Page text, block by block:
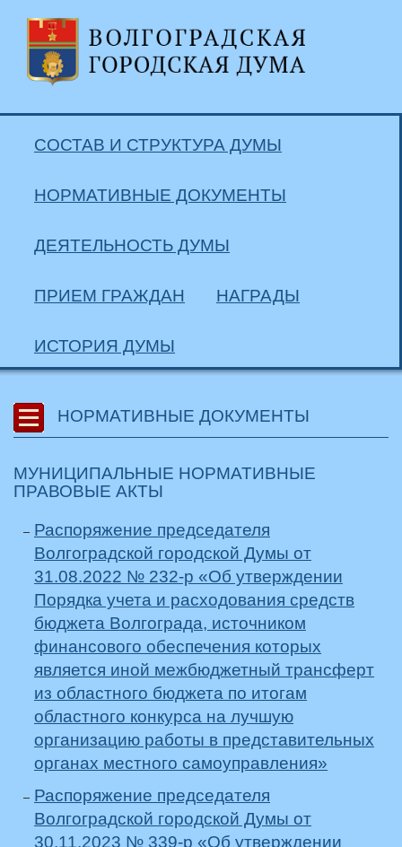
СОСТАВ И СТРУКТУРА ДУМЫ
НОРМАТИВНЫЕ ДОКУМЕНТЫ
ДЕЯТЕЛЬНОСТЬ ДУМЫ
ПРИЕМ ГРАЖДАН НАГРАДЫ
ИСТОРИЯ ДУМЫ
НОРМАТИВНЫЕ ДОКУМЕНТЫ
МУНИЦИПАЛЬНЫЕ НОРМАТИВНЫЕ
ПРАВОВЫЕ АКТЫ
Распоряжение председателя
Волгоградской городской Думы от
31.08.2022 № 232-р «Об утверждении
Порядка учета и расходования средств
бюджета Волгограда, источником
финансового обеспечения которых
является иной межбюджетный трансферт
из областного бюджета по итогам
областного конкурса на лучшую
организацию работы в представительных
органах местного самоуправления»
Распоряжение председателя
Волгоградской городской Думы от
30.11.2023 № 339-р «Об утверждении